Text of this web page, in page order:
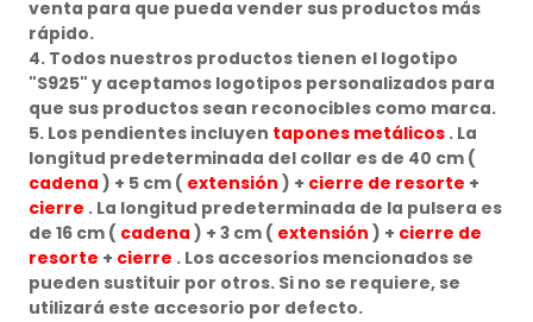
venta para que pueda vender sus productos más
rápido.
4. Todos nuestros productos tienen el logotipo
"S925" y aceptamos logotipos personalizados para
que sus productos sean reconocibles como marca.
5. Los pendientes incluyen tapones metálicos . La
longitud predeterminada del collar es de 40 cm (
cadena ) + 5 cm ( extensión ) + cierre de resorte +
cierre . La longitud predeterminada de la pulsera es
de 16 cm ( cadena ) + 3 cm ( extensión ) + cierre de
resorte + cierre . Los accesorios mencionados se
pueden sustituir por otros. Si no se requiere, se
utilizará este accesorio por defecto.